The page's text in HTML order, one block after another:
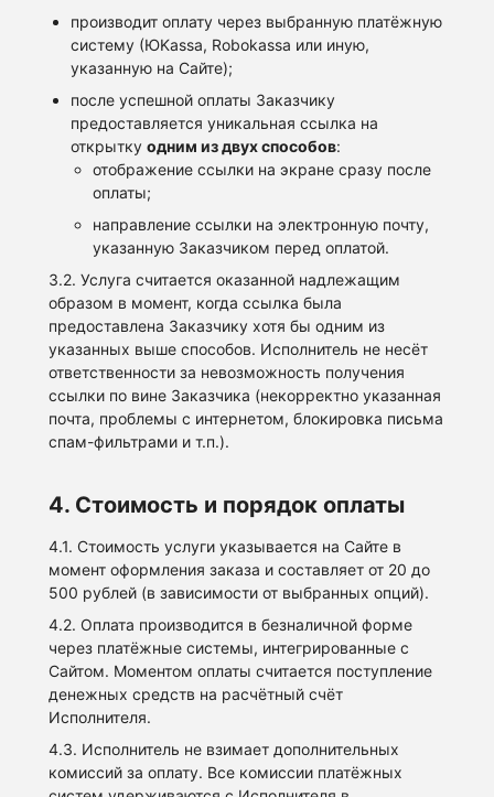
производит оплату через выбранную платёжную
систему (ЮKassa, Robokassa или иную,
указанную на Сайте);
после успешной оплаты Заказчику
предоставляется уникальная ссылка на
открытку одним из двух способов:
отображение ссылки на экране сразу после
оплаты;
направление ссылки на электронную почту,
указанную Заказчиком перед оплатой.
3.2. Услуга считается оказанной надлежащим
образом в момент, когда ссылка была
предоставлена Заказчику хотя бы одним из
указанных выше способов. Исполнитель не несёт
ответственности за невозможность получения
ссылки по вине Заказчика (некорректно указанная
почта, проблемы с интернетом, блокировка письма
спам-фильтрами и т.п.).
4. Стоимость и порядок оплаты
4.1. Стоимость услуги указывается на Сайте в
момент оформления заказа и составляет от 20 до
500 рублей (в зависимости от выбранных опций).
4.2. Оплата производится в безналичной форме
через платёжные системы, интегрированные с
Сайтом. Моментом оплаты считается поступление
денежных средств на расчётный счёт
Исполнителя.
4.3. Исполнитель не взимает дополнительных
комиссий за оплату. Все комиссии платёжных